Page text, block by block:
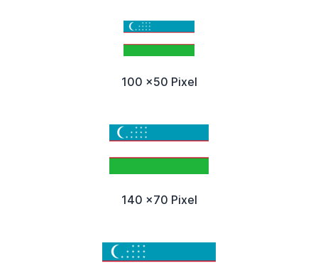
100 x50 Pixel
140 x70 Pixel